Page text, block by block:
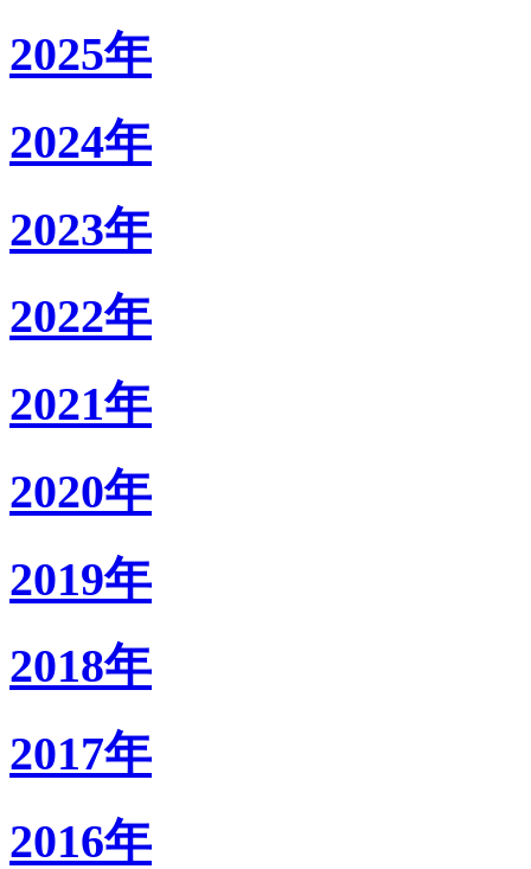
2025年
2024年
2023年
2022年
2021年
2020年
2019年
2018年
2017年
2016年